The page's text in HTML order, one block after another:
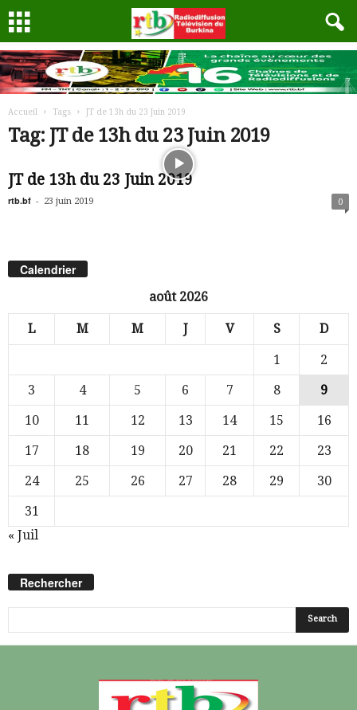
Accueil Tags JT de 13h du 23 Juin 2019
Tag: JT de 13h du 23 Juin 2019
JT de 13h du 23 Juin 2019
rtb.bf - 23 juin 2019 0
Calendrier
août 2026
L M M J V S D
1
2
3
4 5 6 7 8
9
10
11 12 13 14 15
16
17
18 19 20 21 22
23
24
25 26 27 28 29
30
31
« Juil
Rechercher